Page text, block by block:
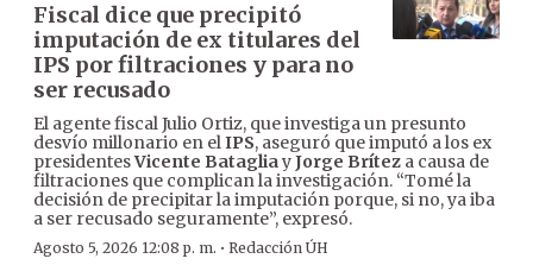
Fiscal dice que precipitó
imputación de ex titulares del
IPS por filtraciones y para no
ser recusado
El agente fiscal Julio Ortiz, que investiga un presunto
desvío millonario en elIPS, aseguró que imputó a los ex
presidentesVicente BatagliayJorge Brítez a causa de
filtraciones que complican la investigación. “Tomé la
decisión de precipitar la imputación porque, si no, ya iba
a ser recusado seguramente”, expresó.
Agosto 5, 2026 12:08 p. m. · Redacción ÚH